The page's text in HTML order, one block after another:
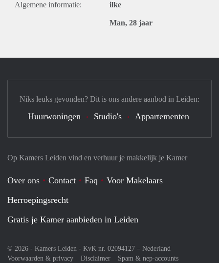
Algemene informatie: ilke
Man, 28 jaar
Op Kamers Leiden vind en verhuur je makkelijk je Kamer
Over ons Contact Faq
Voor Makelaars
Herroepingsrecht
Gratis je Kamer aanbieden in Leiden
© 2026 - Kamers Leiden - KvK nr. 02094127 – Nederland
Voorwaarden & privacy
Disclaimer Spam & nep-accounts
Niks leuks gevonden? Dit is ons andere aanbod in Leiden:
Huurwoningen Studio's Appartementen